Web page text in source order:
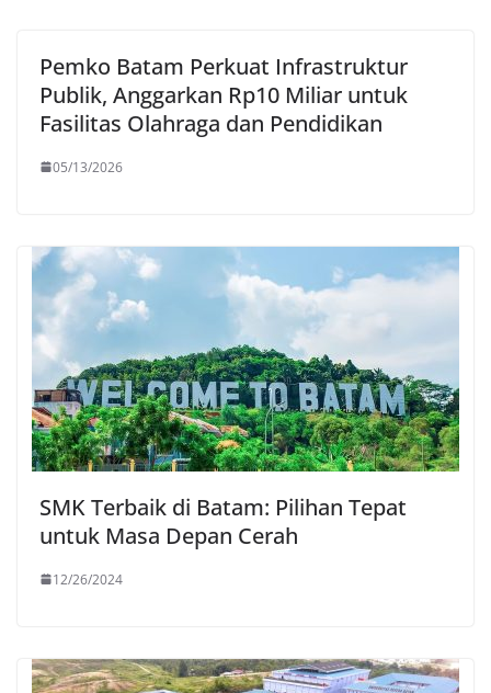
Pemko Batam Perkuat Infrastruktur
Publik, Anggarkan Rp10 Miliar untuk
Fasilitas Olahraga dan Pendidikan
05/13/2026
SMK Terbaik di Batam: Pilihan Tepat
untuk Masa Depan Cerah
12/26/2024